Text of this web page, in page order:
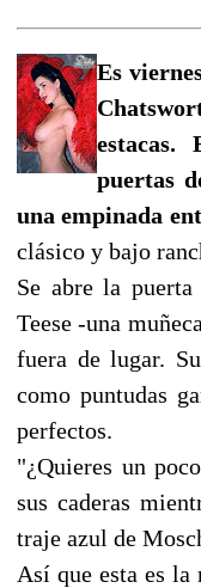
Es
puertas
una empinada
clásico y bajo
Se abre la
Teese -una
fuera de lugar.
como puntudas
perfectos.
"¿Quieres un
sus caderas
traje azul de
Así que esta es